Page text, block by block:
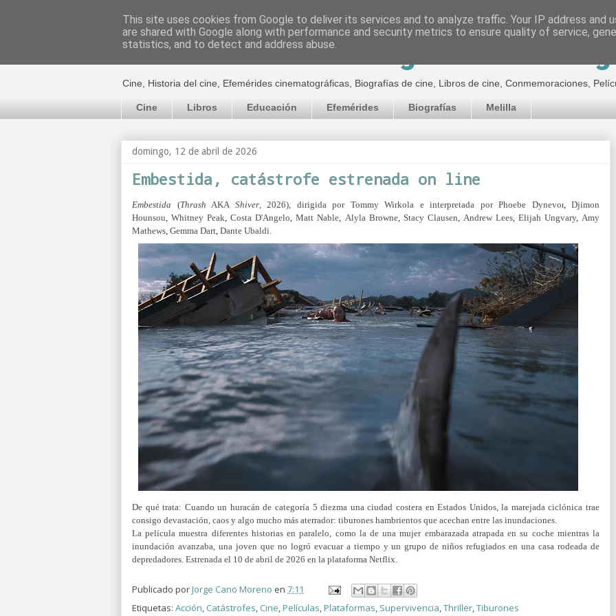
El cultural cinematográfico de Jorge
Cine, Historia del cine, Efemérides cinematográficas, Biografías de cine, Libros de cine, Conmemoraciones,
Cine Libros Educación Efemérides Biografías Melilla
domingo, 12 de abril de 2026
Embestida, catástrofe estrenada on line
Embestida (Thrash AKA Shiver, 2026), dirigida por Tommy Wirkola e interpretada por Phoebe Dynevor, Djimon
Hounsou ,Whitney Peak ,Costa D'Angelo ,Matt Nable Alyla Browne, Stacy Clausen Andrew Lees,Elijah Ungvary Amy
Mathews Gemma Dart Dante Ubaldi.
De qué trata: Cuando un huracán de categoría 5 diezma una ciudad costera en Estados Unidos, la marejada ciclónica trae
consigo devastación, caos y algo mucho más aterrador: tiburones hambrientos que acechan entre las inundaciones.
La película muestra diferentes historias en paralelo, como la de una mujer embarazada atrapada en su coche mientras la
inundación avanzaba, una joven que no logró evacuar a tiempo y un grupo de niños refugiados en una casa rodeada de
depredadores. Estrenada el 10 de abril de 2026 en la plataforma Netflix.
Publicado porJorge Cano Moreno en 7:11
Etiquetas: Acción, Catástrofes, Cine,Películas,Plataformas, Supervivencia,Thriller,Tiburones
This site uses cookies from Google to deliver its services and to analyze traffic. Your IP address and
are shared with Google along with performance and security metrics to ensure quality of service,
statistics, and to detect and address abuse.